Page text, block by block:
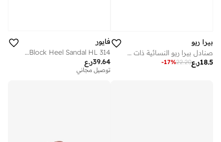
بيرا ريو
صنادل بيرا ريو النسائية ذات الكعب المتوسط – ملابس يومية أنيقة مع دعم مريح
ر.ع18.5
22.20
-17%
فايور
Stylish Textured Block Heel Sandal HL 314
ر.ع39.64
توصيل مجاني